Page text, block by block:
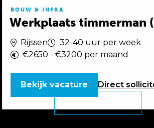
BOUW & INFRA
Werkplaats timmerman
Rijssen
32-40 uur per week
€2650 - €3200 per maand
Direct
Bekijk vacature